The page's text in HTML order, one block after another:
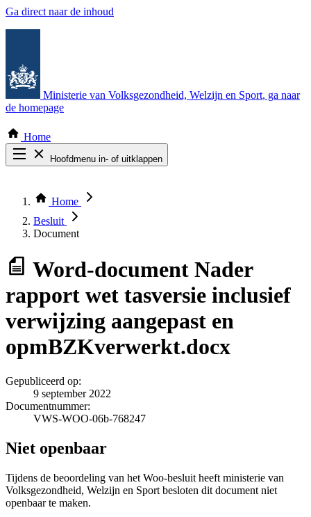
Ga direct naar de inhoud
Ministerie van Volksgezondheid, Welzijn en Sport, ga naar
de homepage
Home
Hoofdmenu in- of uitklappen
Thema COVID-19
Bekijk per bestuursorgaan
Home
Besluit
Document
Word-document Nader
rapport wet tasversie inclusief
verwijzing aangepast en
opmBZKverwerkt.docx
Gepubliceerd op:
9 september 2022
Documentnummer:
VWS-WOO-06b-768247
Niet openbaar
Tijdens de beoordeling van het Woo-besluit heeft ministerie van
Volksgezondheid, Welzijn en Sport besloten dit document niet
openbaar te maken.